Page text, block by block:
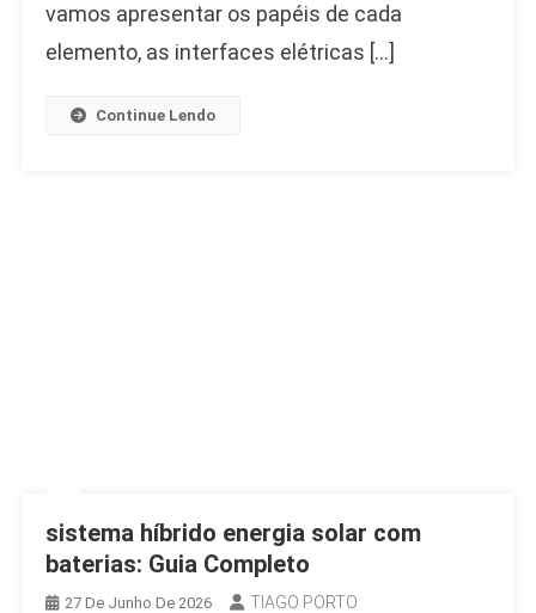
vamos apresentar os papéis de cada
elemento, as interfaces elétricas […]
Continue Lendo
sistema híbrido energia solar com
baterias: Guia Completo
27 De Junho De 2026 TIAGO PORTO